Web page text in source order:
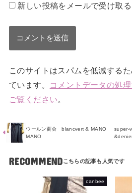
新しい投稿をメールで受け取る
このサイトはスパムを低減する
ています。
コメントデータの処
ご覧ください。
ウールン商会 blancvert & MANO
MANO
super-
RECOMMEND
canbee